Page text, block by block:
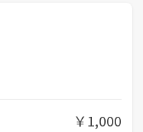
￥1,000